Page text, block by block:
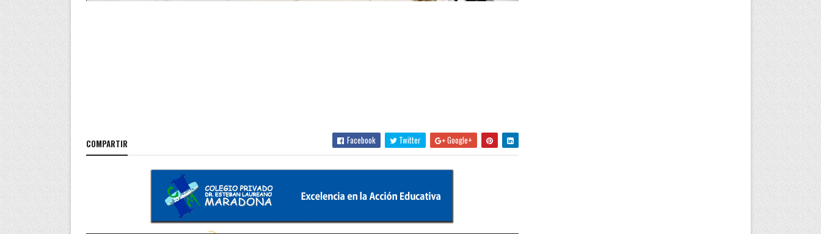
COMPARTIR Facebook Twitter Google+